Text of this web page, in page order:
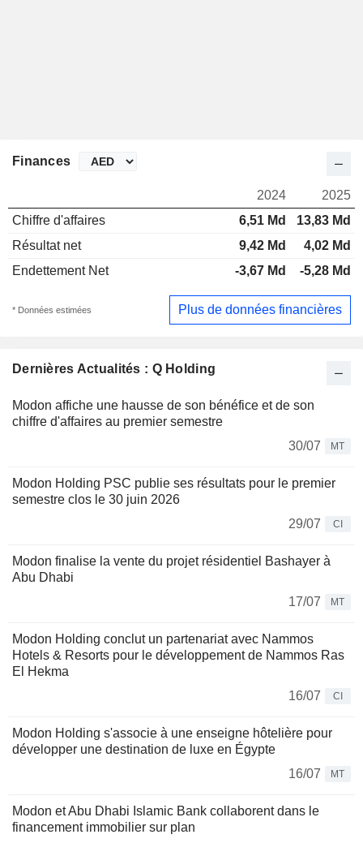
Dernières Actualités : Q Holding
Modon affiche une hausse de son bénéfice et de son
chiffre d'affaires au premier semestre
30/07
MT
Modon Holding PSC publie ses résultats pour le premier
semestre clos le 30 juin 2026
29/07
CI
Modon finalise la vente du projet résidentiel Bashayer à
Abu Dhabi
17/07
MT
Modon Holding conclut un partenariat avec Nammos
Hotels & Resorts pour le développement de Nammos Ras
El Hekma
16/07
CI
Modon Holding s'associe à une enseigne hôtelière pour
développer une destination de luxe en Égypte
16/07
MT
Modon et Abu Dhabi Islamic Bank collaborent dans le
financement immobilier sur plan
Finances
2024
2025
Chiffre d'affaires
6,51 Md
13,83 Md
Résultat net
9,42 Md
4,02 Md
Endettement Net
-3,67 Md -5,28 Md
* Données estimées Plus de données financières